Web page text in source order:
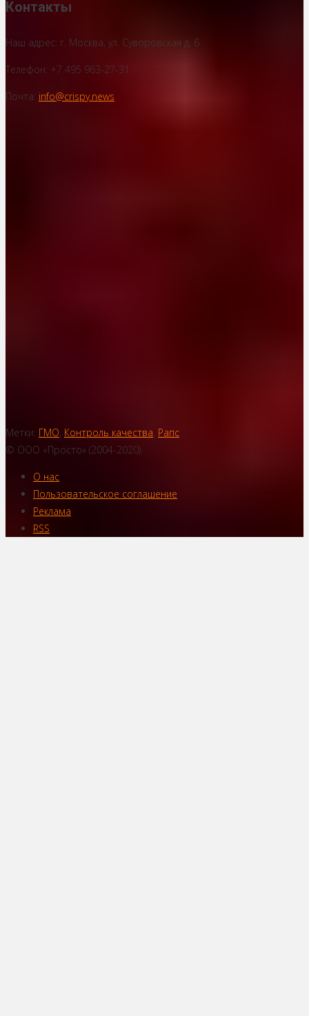
Контакты
Наш адрес: г. Москва, ул. Суворовская д. 6
Телефон: +7 495 963-27-31
Почта: info@crispy.news
Метки: ГМО, Контроль качества, Рапс
© ООО «Просто» (2004-2020)
О нас
Пользовательское соглашение
Реклама
RSS